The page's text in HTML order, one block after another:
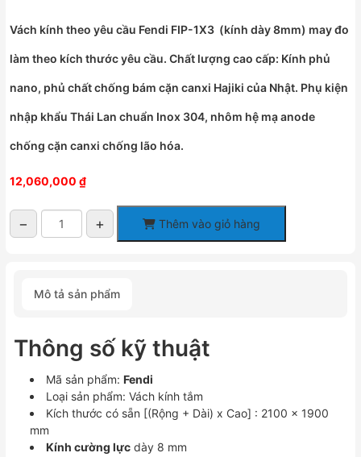
Vách kính theo yêu cầu Fendi FIP-1X3 (kính dày 8mm) may đo
làm theo kích thước yêu cầu. Chất lượng cao cấp: Kính phủ
nano, phủ chất chống bám cặn canxi Hajiki của Nhật. Phụ kiện
nhập khẩu Thái Lan chuẩn Inox 304, nhôm hệ mạ anode
chống cặn canxi chống lão hóa.
12,060,000 ₫
8mm)
lượng
− + Thêm vào giỏ hàng
Mô tả sản phẩm
Thông số kỹ thuật
Mã sản phẩm: Fendi
Loại sản phẩm: Vách kính tắm
Kích thước có sẵn [(Rộng + Dài) x Cao] : 2100 x 1900
mm
Kính cường lực dày 8 mm